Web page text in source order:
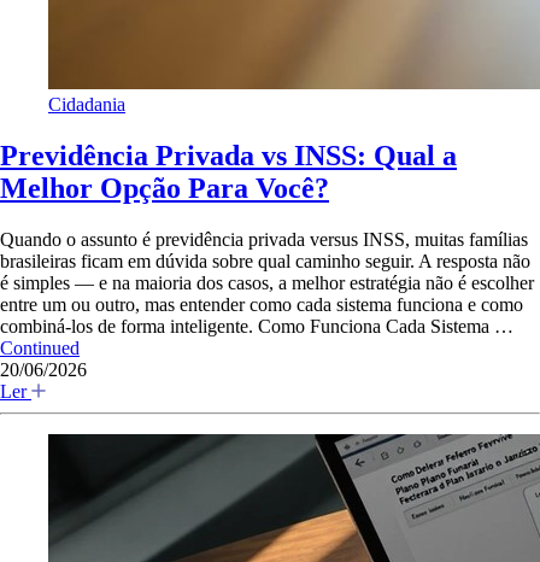
Cidadania
Previdência Privada vs INSS: Qual a
Melhor Opção Para Você?
Quando o assunto é previdência privada versus INSS, muitas famílias
brasileiras ficam em dúvida sobre qual caminho seguir. A resposta não
é simples — e na maioria dos casos, a melhor estratégia não é escolher
entre um ou outro, mas entender como cada sistema funciona e como
combiná-los de forma inteligente. Como Funciona Cada Sistema …
Continued
20/06/2026
Ler